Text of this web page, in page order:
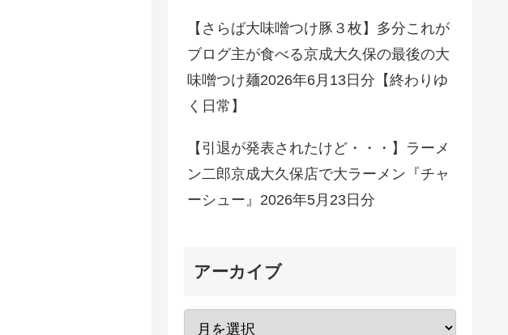
【さらば大味噌つけ豚３枚】多分これが
ブログ主が食べる京成大久保の最後の大
味噌つけ麺2026年6月13日分【終わりゆ
く日常】
【引退が発表されたけど・・・】ラーメ
ン二郎京成大久保店で大ラーメン『チャ
ーシュー』2026年5月23日分
アーカイブ